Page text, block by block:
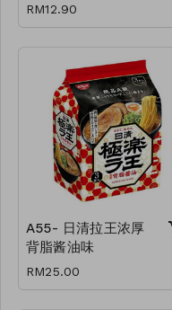
RM12.90
A55- 日清拉王浓厚
背脂酱油味
RM25.00